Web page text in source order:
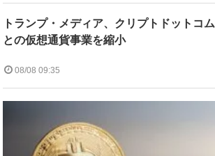
トランプ・メディア、クリプトドットコム
との仮想通貨事業を縮小
08/08 09:35